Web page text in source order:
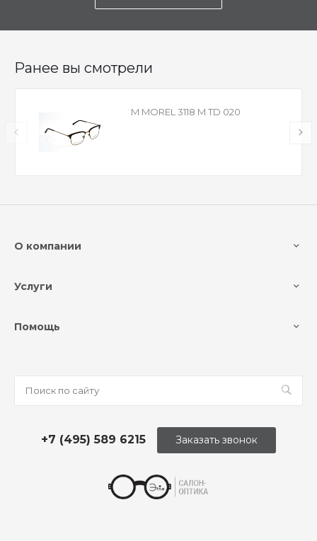
Ранее вы смотрели
M MOREL 3118 M TD 020
О компании
Услуги
Помощь
+7 (495) 589 6215 Заказать звонок